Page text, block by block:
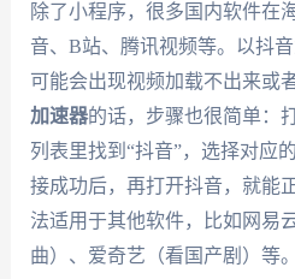
除了小程序，很多国内软件在
音、B站、腾讯视频等。以抖
可能会出现视频加载不出来或
加速器的话，步骤也很简单：
列表里找到“抖音”，选择对应
接成功后，再打开抖音，就能
法适用于其他软件，比如网易
曲）、爱奇艺（看国产剧）等